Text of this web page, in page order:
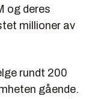
og deres
millioner av
rundt 200
gående.